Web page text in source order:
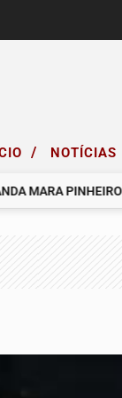
/ NOTÍCIAS
MARA PINHEIRO